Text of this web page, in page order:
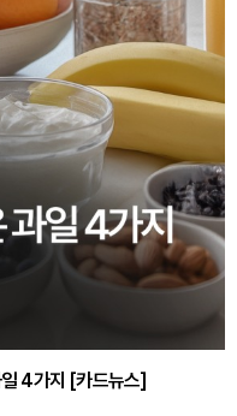
4가지 [카드뉴스]